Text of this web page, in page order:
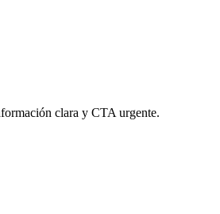
clara y CTA urgente.